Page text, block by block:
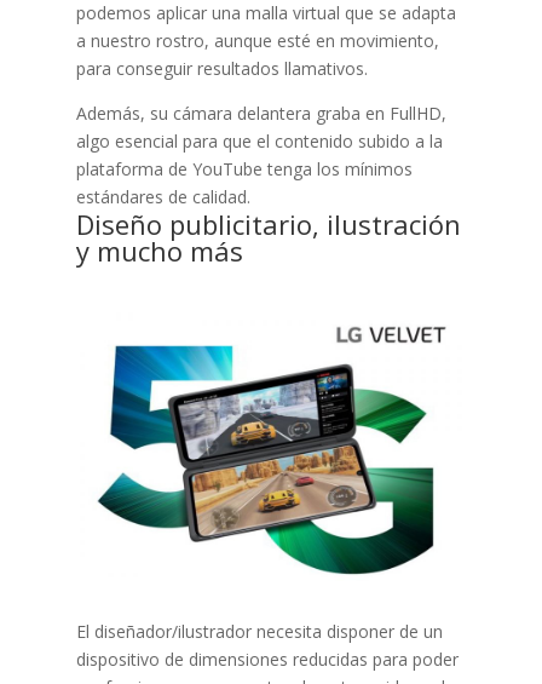
podemos aplicar una malla virtual que se adapta
a nuestro rostro, aunque esté en movimiento,
para conseguir resultados llamativos.
Además, su cámara delantera graba en FullHD,
algo esencial para que el contenido subido a la
plataforma de YouTube tenga los mínimos
estándares de calidad.
Diseño publicitario, ilustración
y mucho más
El diseñador/ilustrador necesita disponer de un
dispositivo de dimensiones reducidas para poder